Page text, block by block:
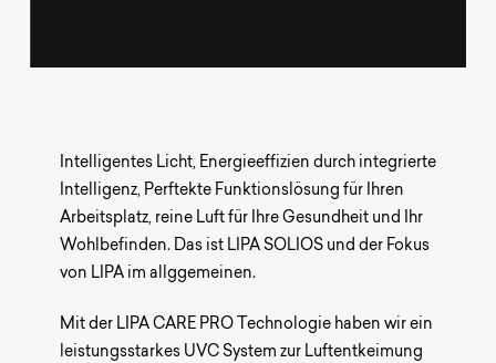
Intelligentes Licht, Energieeffizien durch integrierte
Intelligenz, Perftekte Funktionslösung für Ihren
Arbeitsplatz, reine Luft für Ihre Gesundheit und Ihr
Wohlbefinden. Das ist LIPA SOLIOS und der Fokus
von LIPA im allggemeinen.
Mit der LIPA CARE PRO Technologie haben wir ein
leistungsstarkes UVC System zur Luftentkeimung
Sagt uns Hallo!